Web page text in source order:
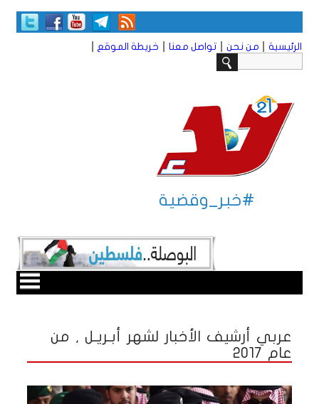
الرئيسية من نحن تواصل معنا خريطة الموقع
#خبر_وقضية
عربي أرشيف الأخبار لشهر أبـريـل , من
عام 2017